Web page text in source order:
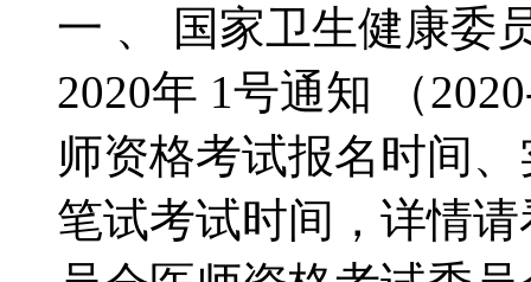
一 、 国家卫生健康委
2020年 1号通知 （
师资格考试报名时间
笔试考试时间，详情